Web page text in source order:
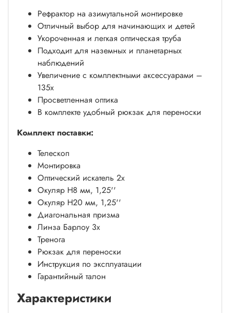
Рефрактор на азимутальной монтировке
Отличный выбор для начинающих и детей
Укороченная и легкая оптическая труба
Подходит для наземных и планетарных
наблюдений
Увеличение с комплектными аксессуарами –
135х
Просветленная оптика
В комплекте удобный рюкзак для переноски
Комплект поставки:
Телескоп
Монтировка
Оптический искатель 2х
Окуляр H8 мм, 1,25''
Окуляр H20 мм, 1,25''
Диагональная призма
Линза Барлоу 3х
Тренога
Рюкзак для переноски
Инструкция по эксплуатации
Гарантийный талон
Характеристики